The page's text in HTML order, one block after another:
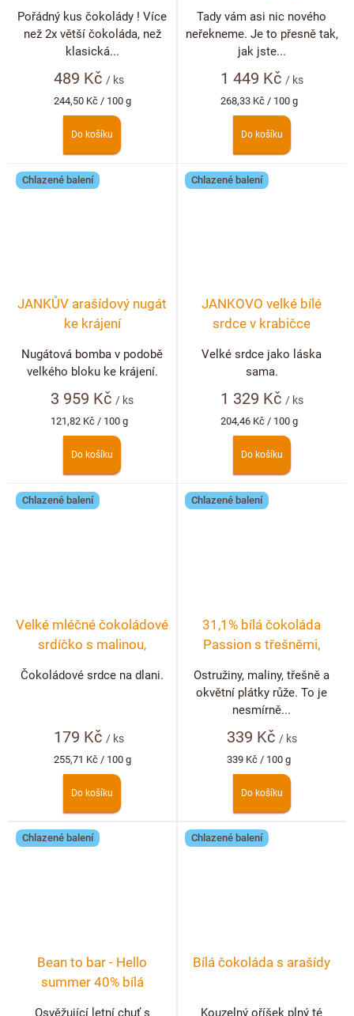
489 Kč / ks
Měrná
cena:
244,50 Kč / 100 g
Do košíku
Pořádný kus čokolády ! Více
než 2x větší čokoláda, než
klasická...
1 449 Kč / ks
Měrná
cena:
268,33 Kč / 100 g
Do košíku
Tady vám asi nic nového
neřekneme. Je to přesně tak,
jak jste...
Chlazené balení
JANKŮV arašídový nugát
ke krájení
3 959 Kč/ ks
Měrná
cena:
121,82 Kč / 100 g
Do košíku
Nugátová bomba v podobě
velkého bloku ke krájení.
Chlazené balení
JANKOVO velké bílé
srdce v krabičce
1 329 Kč / ks
Měrná
cena:
204,46 Kč / 100 g
Do košíku
Velké srdce jako láska
sama.
Chlazené balení
Velké mléčné čokoládové
srdíčko s malinou,
čokoládou
179 Kč / ks
Měrná
cena:
255,71 Kč / 100 g
Do košíku
Čokoládové srdce na dlani.
Chlazené balení
31,1% bílá čokoláda
Passion s třešněmi,
růží
339 Kč / ks
Měrná
cena:
339 Kč / 100 g
Do košíku
Ostružiny, maliny, třešně a
okvětní plátky růže. To je
nesmírně...
Chlazené balení
Bean to bar - Hello
summer 40% bílá
Osvěžující letní chuť s
Chlazené balení
Bílá čokoláda s arašídy
Kouzelný oříšek plný té